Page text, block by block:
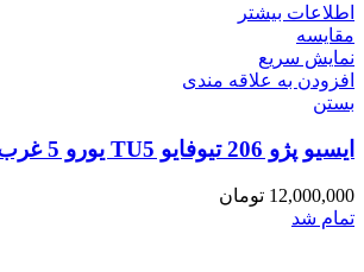
اطلاعات بیشتر
مقایسه
نمایش سریع
افزودن به علاقه مندی
بستن
ایسیو پژو 206 تیوفایو TU5 یورو 5 غرب استیل (ماو)
12,000,000 تومان
تمام شد